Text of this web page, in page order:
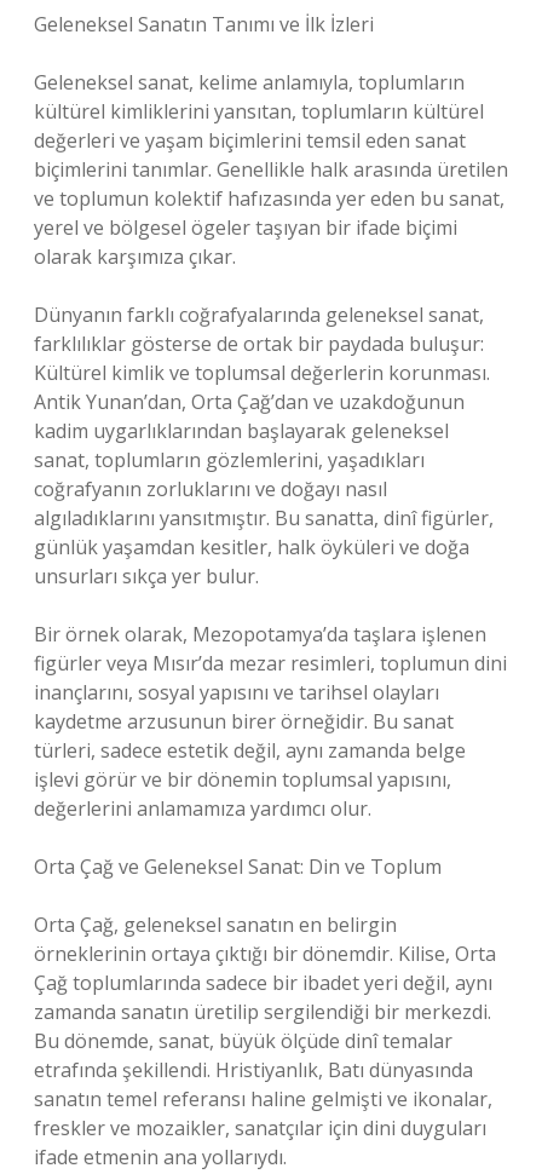
Geleneksel Sanatın Tanımı ve İlk İzleri
Geleneksel sanat, kelime anlamıyla, toplumların
kültürel kimliklerini yansıtan, toplumların kültürel
değerleri ve yaşam biçimlerini temsil eden sanat
biçimlerini tanımlar. Genellikle halk arasında üretilen
ve toplumun kolektif hafızasında yer eden bu sanat,
yerel ve bölgesel ögeler taşıyan bir ifade biçimi
olarak karşımıza çıkar.
Dünyanın farklı coğrafyalarında geleneksel sanat,
farklılıklar gösterse de ortak bir paydada buluşur:
Kültürel kimlik ve toplumsal değerlerin korunması.
Antik Yunan’dan, Orta Çağ’dan ve uzakdoğunun
kadim uygarlıklarından başlayarak geleneksel
sanat, toplumların gözlemlerini, yaşadıkları
coğrafyanın zorluklarını ve doğayı nasıl
algıladıklarını yansıtmıştır. Bu sanatta, dinî figürler,
günlük yaşamdan kesitler, halk öyküleri ve doğa
unsurları sıkça yer bulur.
Bir örnek olarak, Mezopotamya’da taşlara işlenen
figürler veya Mısır’da mezar resimleri, toplumun dini
inançlarını, sosyal yapısını ve tarihsel olayları
kaydetme arzusunun birer örneğidir. Bu sanat
türleri, sadece estetik değil, aynı zamanda belge
işlevi görür ve bir dönemin toplumsal yapısını,
değerlerini anlamamıza yardımcı olur.
Orta Çağ ve Geleneksel Sanat: Din ve Toplum
Orta Çağ, geleneksel sanatın en belirgin
örneklerinin ortaya çıktığı bir dönemdir. Kilise, Orta
Çağ toplumlarında sadece bir ibadet yeri değil, aynı
zamanda sanatın üretilip sergilendiği bir merkezdi.
Bu dönemde, sanat, büyük ölçüde dinî temalar
etrafında şekillendi. Hristiyanlık, Batı dünyasında
sanatın temel referansı haline gelmişti ve ikonalar,
freskler ve mozaikler, sanatçılar için dini duyguları
ifade etmenin ana yollarıydı.